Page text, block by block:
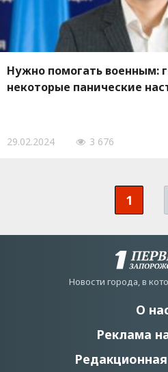
Нужно помогать военным:
некоторые панические
29.02.2024 3 676
1
Новости города, в
О
Реклама